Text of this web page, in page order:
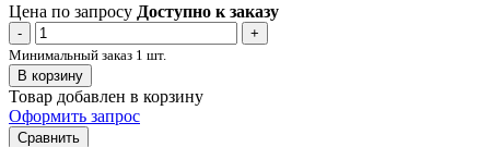
Цена по запросу Доступно к заказу
-
+
Минимальный заказ 1 шт.
В корзину
Товар добавлен в корзину
Оформить запрос
Сравнить